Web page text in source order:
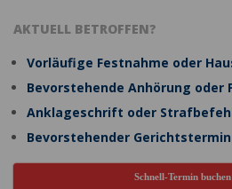
Beiträge
AKTUELL BETROFFEN?
Vorläufige Festnahme oder
Bevorstehende Anhörung oder
Anklageschrift oder
Bevorstehender Gerichtstermin
Schnell-Termin buchen